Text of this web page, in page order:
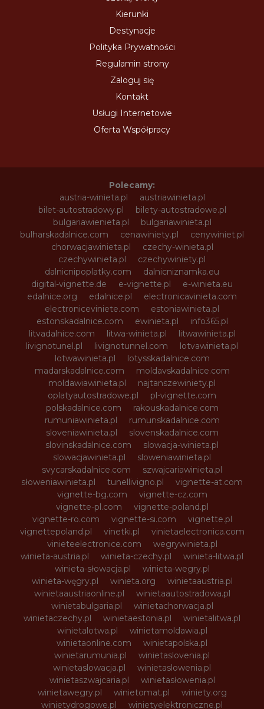
Kierunki
Destynacje
Polityka Prywatności
Regulamin strony
Zaloguj się
Kontakt
Usługi Internetowe
Oferta Współpracy
Polecamy:
austria-winieta.pl
austriawinieta.pl
bilet-autostradowy.pl
bilety-autostradowe.pl
bulgariawienieta.pl
bulgariawinieta.pl
bulharskadalnice.com
cenawiniety.pl
cenywiniet.pl
chorwacjawinieta.pl
czechy-winieta.pl
czechywinieta.pl
czechywiniety.pl
dalnicnipoplatky.com
dalnicniznamka.eu
digital-vignette.de
e-vignette.pl
e-winieta.eu
edalnice.org
edalnice.pl
electronicavinieta.com
electroniceviniete.com
estoniawinieta.pl
estonskadalnice.com
ewinieta.pl
info365.pl
litvadalnice.com
litwa-winieta.pl
litwawinieta.pl
livignotunel.pl
livignotunnel.com
lotvawinieta.pl
lotwawinieta.pl
lotysskadalnice.com
madarskadalnice.com
moldavskadalnice.com
moldawiawinieta.pl
najtanszewiniety.pl
oplatyautostradowe.pl
pl-vignette.com
polskadalnice.com
rakouskadalnice.com
rumuniawinieta.pl
rumunskadalnice.com
sloveniawinieta.pl
slovenskadalnice.com
slovinskadalnice.com
slowacja-winieta.pl
slowacjawinieta.pl
sloweniawinieta.pl
svycarskadalnice.com
szwajcariawinieta.pl
słoweniawinieta.pl
tunellivigno.pl
vignette-at.com
vignette-bg.com
vignette-cz.com
vignette-pl.com
vignette-poland.pl
vignette-ro.com
vignette-si.com
vignette.pl
vignettepoland.pl
vinetki.pl
vinietaelectronica.com
vinieteelectronice.com
wegrywinieta.pl
winieta-austria.pl
winieta-czechy.pl
winieta-litwa.pl
winieta-słowacja.pl
winieta-wegry.pl
winieta-węgry.pl
winieta.org
winietaaustria.pl
winietaaustriaonline.pl
winietaautostradowa.pl
winietabulgaria.pl
winietachorwacja.pl
winietaczechy.pl
winietaestonia.pl
winietalitwa.pl
winietalotwa.pl
winietamoldawia.pl
winietaonline.com
winietapolska.pl
winietarumunia.pl
winietaslovenia.pl
winietaslowacja.pl
winietaslowenia.pl
winietaszwajcaria.pl
winietasłowenia.pl
winietawegry.pl
winietomat.pl
winiety.org
winietydrogowe.pl
winietyelektroniczne.pl